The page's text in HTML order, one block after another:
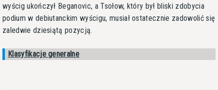
wyścig ukończył Beganovic, a Tsołow, który był bliski zdobycia
podium w debiutanckim wyścigu, musiał ostatecznie zadowolić się
zaledwie dziesiątą pozycją.
Klasyfikacje generalne